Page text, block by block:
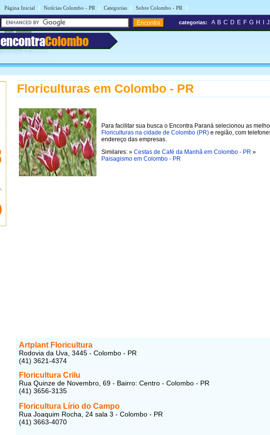
Página Inicial | Notícias Colombo - PR | Categorias | Sobre Colombo - PR |
encontraColombo
categorias: A B C D E F G H J
Floriculturas em Colombo - PR
Para facilitar sua busca o Encontra Paraná selecionou as
Floriculturas na cidade de Colombo (PR) e região, com
endereço das empresas.
Similares: » Cestas de Café da Manhã em Colombo - PR »
Paisagismo em Colombo - PR
Artplant Floricultura
Rodovia da Uva, 3445 - Colombo - PR
(41) 3621-4374
Floricultura Crilu
Rua Quinze de Novembro, 69 - Bairro: Centro - Colombo - PR
(41) 3656-3135
Floricultura Lírio do Campo
Rua Joaquim Rocha, 24 sala 3 - Colombo - PR
(41) 3663-4070